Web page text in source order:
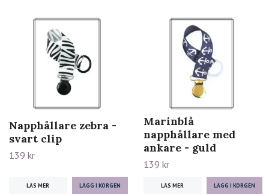
Napphållare zebra -
svart clip
139 kr
LÄS MER
Marinblå
napphållare med
ankare - guld
139 kr
LÄS MER